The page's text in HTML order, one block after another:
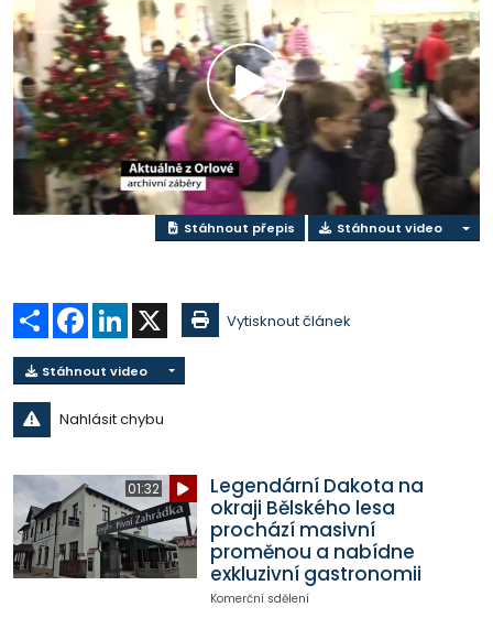
Přehrát
video
Stáhnout přepis Stáhnout video
Sdílet Facebook
LinkedIn Vytisknout článek
Stáhnout video
Nahlásit chybu
01:32
Legendární Dakota na
okraji Bělského lesa
prochází masivní
proměnou a nabídne
exkluzivní gastronomii
Komerční sdělení